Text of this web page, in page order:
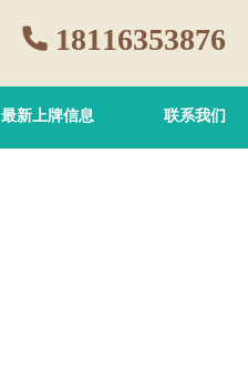
18116353876
最新上牌信息 联系我们